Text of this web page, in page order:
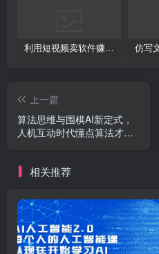
利用短视频卖软件赚钱，新手小白轻松月入10000+！
上一篇
算法思维与围棋AI新定式，
人机互动时代懂点算法才能
相关推荐